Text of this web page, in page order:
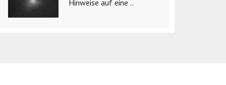
Hinweise auf eine ..